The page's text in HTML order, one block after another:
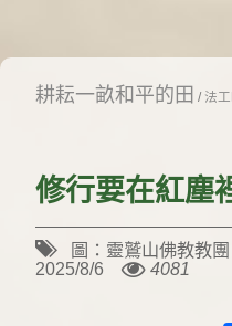
耕耘一畝和平的田 / 法
修行要在紅塵
圖：靈鷲山佛教教
2025/8/6
4081